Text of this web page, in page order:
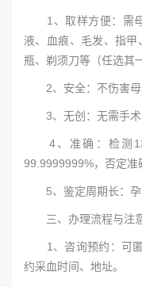
1、取样方便：需母
液、血痕、毛发、指
瓶、剃须刀等（任选其
2、安全：不伤害母
3、无创：无需手术
4、准确：检测
99.9999999%，否定准
5、鉴定周期长：孕5
三、办理流程与注
1、咨询预约：可匿
约采血时间、地址。